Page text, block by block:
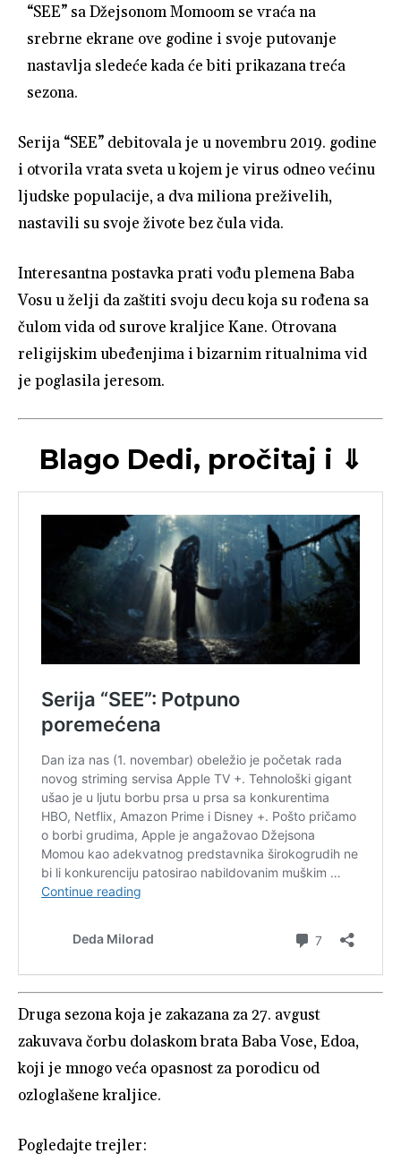
“SEE” sa Džejsonom Momoom se vraća na
srebrne ekrane ove godine i svoje putovanje
nastavlja sledeće kada će biti prikazana treća
sezona.
Serija “SEE” debitovala je u novembru 2019. godine
i otvorila vrata sveta u kojem je virus odneo većinu
ljudske populacije, a dva miliona preživelih,
nastavili su svoje živote bez čula vida.
Interesantna postavka prati vođu plemena Baba
Vosu u želji da zaštiti svoju decu koja su rođena sa
čulom vida od surove kraljice Kane. Otrovana
religijskim ubeđenjima i bizarnim ritualnima vid
je poglasila jeresom.
Blago Dedi, pročitaj i ⇓
Druga sezona koja je zakazana za 27. avgust
zakuvava čorbu dolaskom brata Baba Vose, Edoa,
koji je mnogo veća opasnost za porodicu od
ozloglašene kraljice.
Pogledajte trejler: